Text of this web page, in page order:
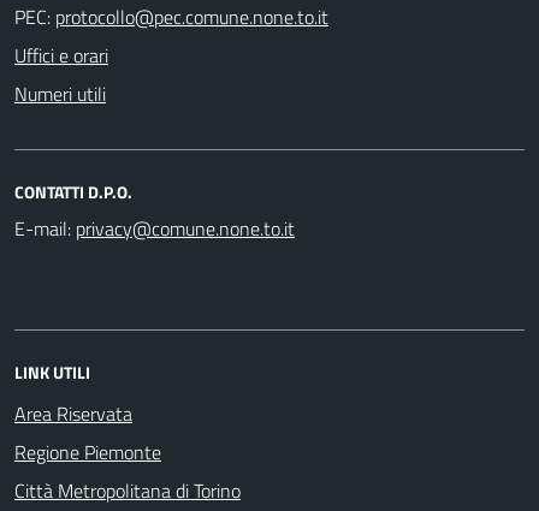
PEC:
Uffici e orari
Numeri utili
CONTATTI D.P.O.
E-mail:
LINK UTILI
Area Riservata
Regione Piemonte
Città Metropolitana di Torino